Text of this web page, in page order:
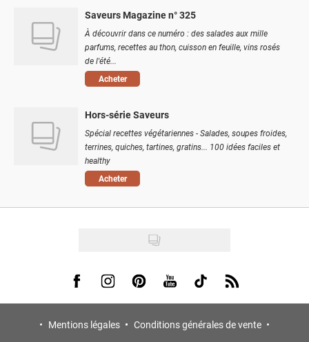
Saveurs Magazine n° 325
À découvrir dans ce numéro : des salades aux mille
parfums, recettes au thon, cuisson en feuille, vins rosés
de l'été...
Acheter
Hors-série Saveurs
Spécial recettes végétariennes - Salades, soupes froides,
terrines, quiches, tartines, gratins... 100 idées faciles et
healthy
Acheter
Visit us on Facebook
Visit us on Instagram
Visit us on Pinterest
Visit us on Youtube
Visit us on Tiktok
Visit us on Rss
Mentions légales
Conditions générales de vente